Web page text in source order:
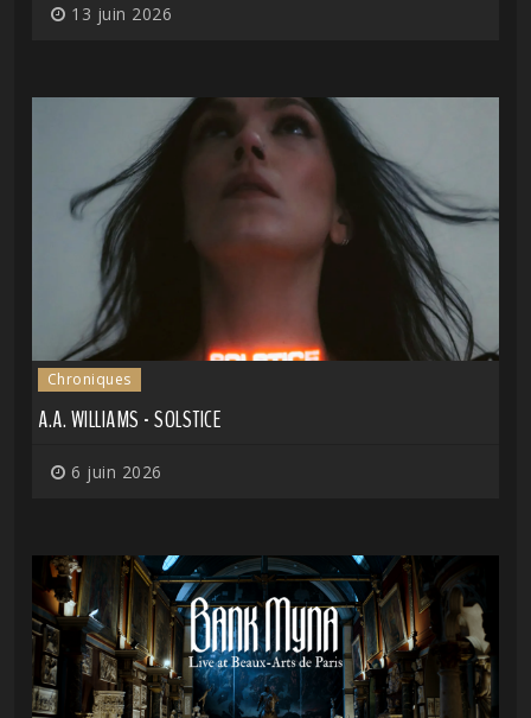
13 juin 2026
Chroniques
A.A. WILLIAMS - SOLSTICE
6 juin 2026